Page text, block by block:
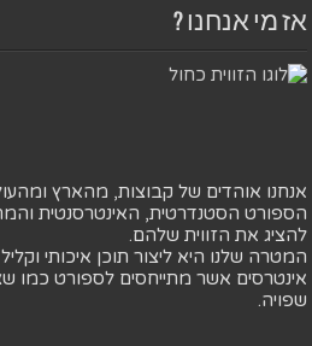
אז מי אנחנו ?
אנחנו אוהדים של קבוצות, מהארץ
הספורט הסטנדרטית, האינטרסנטית
להציג את הזווית שלהם.
המטרה שלנו היא ליצור תוכן איכותי
אינטרסים אשר מתייחסים לספורט כמו
שפויה.